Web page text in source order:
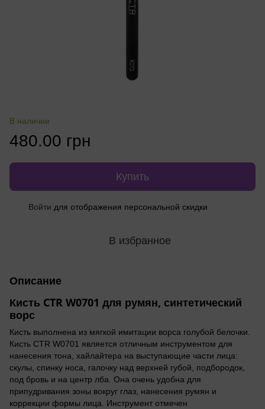
В наличии
480.00 грн
Купить
Войти для отображения персональной скидки
В избранное
Описание
Кисть CTR W0701 для румян, синтетический
ворс
Кисть выполнена из мягкой имитации ворса голубой белочки.
Кисть CTR W0701 является отличным инструментом для
нанесения тона, хайлайтера на выступающие части лица:
скулы, спинку носа, галочку над верхней губой, подбородок,
под бровь и на центр лба. Она очень удобна для
припудривания зоны вокруг глаз, нанесения румян и
коррекции формы лица. Инструмент отмечен